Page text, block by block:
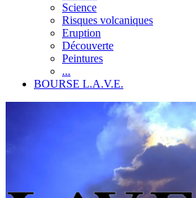
Science
Risques volcaniques
Eruption
Découverte
Peintures
...
BOURSE L.A.V.E.